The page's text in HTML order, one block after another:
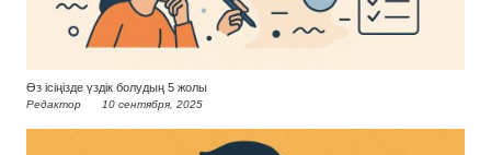
Өз ісіңізде үздік болудың 5 жолы
Редактор 10 сентября, 2025